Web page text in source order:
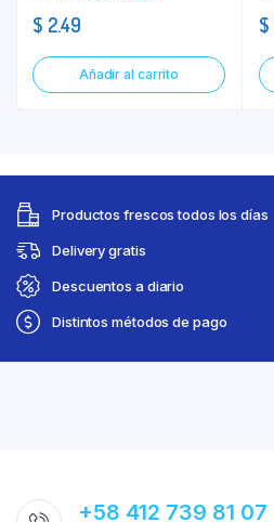
$ 2.49
Añadir al carrito
$
Productos frescos todos los días
Delivery gratis
Descuentos a diario
Distintos métodos de pago
+58 412 739 81 07